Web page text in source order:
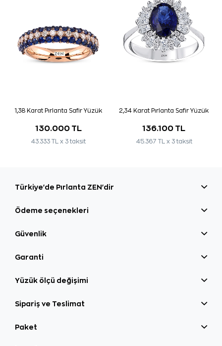
1,38 Karat Pırlanta Safir Yüzük
130.000 TL
43.333 TL x 3 taksit
2,34 Karat Pırlanta Safir Yüzük
136.100 TL
45.367 TL x 3 taksit
Türkiye'de Pırlanta ZEN'dir
Ödeme seçenekleri
Güvenlik
Garanti
Yüzük ölçü değişimi
Sipariş ve Teslimat
Paket